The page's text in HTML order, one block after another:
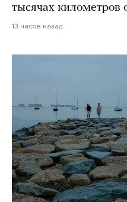
тысячах километров
13 часов назад